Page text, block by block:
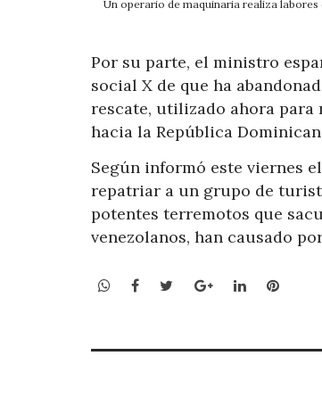
Un operario de maquinaria realiza
Por su parte, el ministro
social X de que ha
rescate, utilizado ahora para
hacia la República
Según informó este viernes
repatriar a un grupo de
potentes terremotos que
venezolanos, han causado
WhatsApp
Facebook
TwitterGoogle+LinkedIn